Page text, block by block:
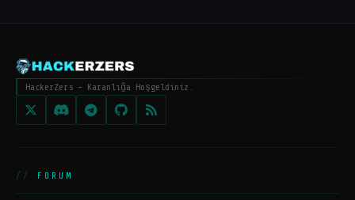
HackerZers - Karanlığa Hoşgeldiniz.
FORUM